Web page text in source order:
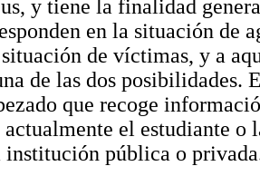
y tiene la finalidad
en la situación de
de víctimas, y a
de las dos posibilidades.
que recoge
actualmente el estudiante o
institución pública o